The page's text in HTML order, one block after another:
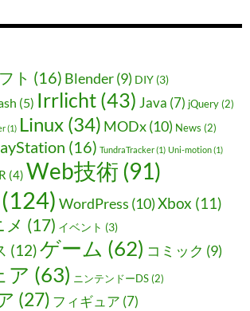
ト (16) Blender(9) DIY (3)
(5) Irrlicht (43) Java (7) jQuery (2)
(1) Linux (34) MODx(10) News (2)
(16) TundraTracker(1) Uni-motion(1)
(4) Web技術 (91)
(124) WordPress (10)Xbox (11)
メ (17) イベント (3)
(12)ゲーム (62) コミック (9)
ア (63) ニンテンドーDS (2)
(27) フィギュア (7)